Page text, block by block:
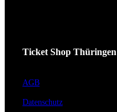
Ticket Shop Thüringen
AGB
Datenschutz